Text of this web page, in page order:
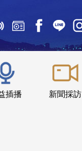
插播 新聞採訪